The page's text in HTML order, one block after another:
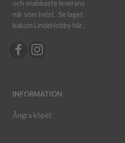
och snabbaste leverans
när som helst. Se laget
bakom LindeHobby här..
INFORMATION
Ångra köpet